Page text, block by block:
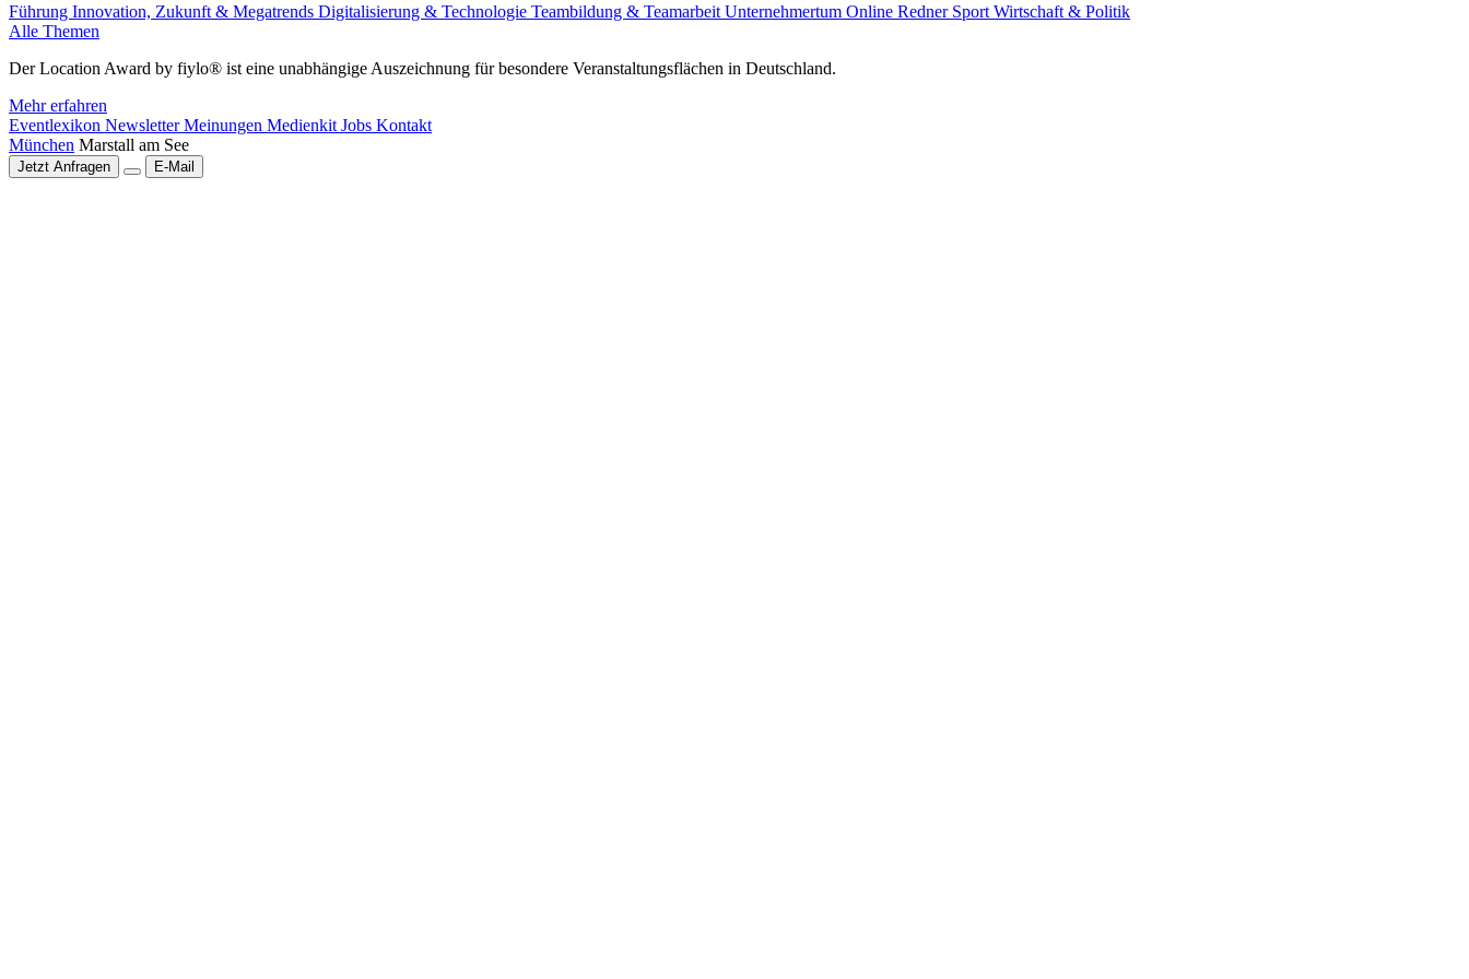
Führung Innovation, Zukunft & Megatrends Digitalisierung & Technologie Teambildung & Teamarbeit Unternehmertum Online Redner Sport Wirtschaft & Politik
Alle Themen
Der Location Award by fiylo® ist eine unabhängige Auszeichnung für besondere Veranstaltungsflächen in Deutschland.
Mehr erfahren
Eventlexikon NewsletterMeinungen Medienkit Jobs Kontakt
München Marstall am See
Jetzt Anfragen E-Mail